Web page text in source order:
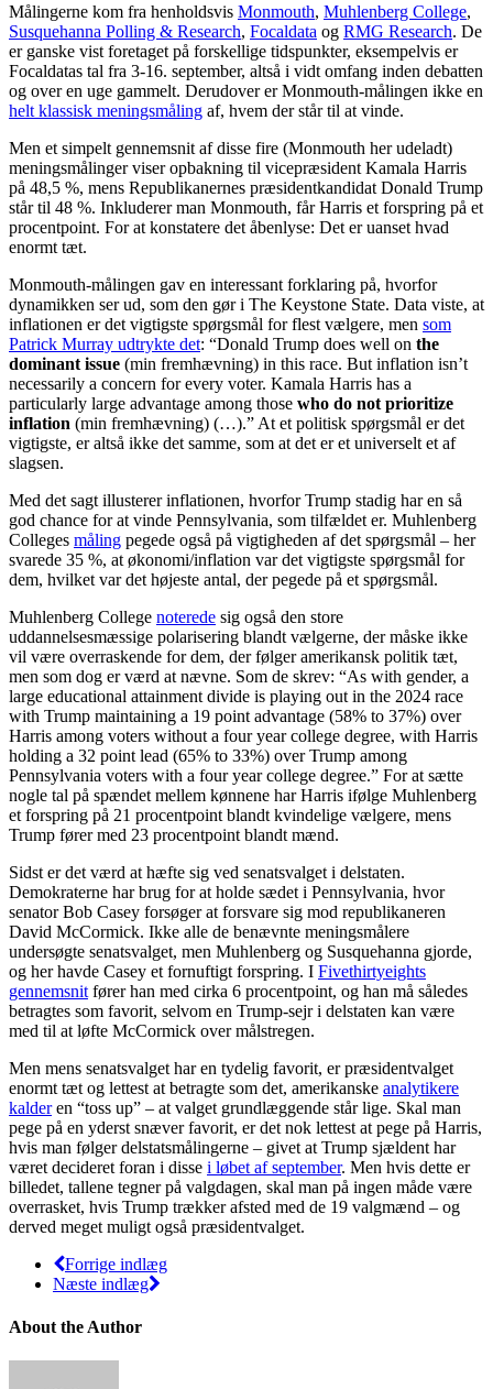
Målingerne kom fra henholdsvis Monmouth, Muhlenberg College,
Susquehanna Polling & Research, Focaldata og RMG Research. De
er ganske vist foretaget på forskellige tidspunkter, eksempelvis er
Focaldatas tal fra 3-16. september, altså i vidt omfang inden debatten
og over en uge gammelt. Derudover er Monmouth-målingen ikke en
helt klassisk meningsmåling af, hvem der står til at vinde.
Men et simpelt gennemsnit af disse fire (Monmouth her udeladt)
meningsmålinger viser opbakning til vicepræsident Kamala Harris
på 48,5 %, mens Republikanernes præsidentkandidat Donald Trump
står til 48 %. Inkluderer man Monmouth, får Harris et forspring på et
procentpoint. For at konstatere det åbenlyse: Det er uanset hvad
enormt tæt.
Monmouth-målingen gav en interessant forklaring på, hvorfor
dynamikken ser ud, som den gør i The Keystone State. Data viste, at
inflationen er det vigtigste spørgsmål for flest vælgere, men som
Patrick Murray udtrykte det: “Donald Trump does well on the
dominant issue (min fremhævning) in this race. But inflation isn’t
necessarily a concern for every voter. Kamala Harris has a
particularly large advantage among those who do not prioritize
inflation (min fremhævning) (…).” At et politisk spørgsmål er det
vigtigste, er altså ikke det samme, som at det er et universelt et af
slagsen.
Med det sagt illusterer inflationen, hvorfor Trump stadig har en så
god chance for at vinde Pennsylvania, som tilfældet er. Muhlenberg
Colleges måling pegede også på vigtigheden af det spørgsmål – her
svarede 35 %, at økonomi/inflation var det vigtigste spørgsmål for
dem, hvilket var det højeste antal, der pegede på et spørgsmål.
Muhlenberg College noterede sig også den store
uddannelsesmæssige polarisering blandt vælgerne, der måske ikke
vil være overraskende for dem, der følger amerikansk politik tæt,
men som dog er værd at nævne. Som de skrev: “As with gender, a
large educational attainment divide is playing out in the 2024 race
with Trump maintaining a 19 point advantage (58% to 37%) over
Harris among voters without a four year college degree, with Harris
holding a 32 point lead (65% to 33%) over Trump among
Pennsylvania voters with a four year college degree.” For at sætte
nogle tal på spændet mellem kønnene har Harris ifølge Muhlenberg
et forspring på 21 procentpoint blandt kvindelige vælgere, mens
Trump fører med 23 procentpoint blandt mænd.
Sidst er det værd at hæfte sig ved senatsvalget i delstaten.
Demokraterne har brug for at holde sædet i Pennsylvania, hvor
senator Bob Casey forsøger at forsvare sig mod republikaneren
David McCormick. Ikke alle de benævnte meningsmålere
undersøgte senatsvalget, men Muhlenberg og Susquehanna gjorde,
og her havde Casey et fornuftigt forspring. I Fivethirtyeights
gennemsnit fører han med cirka 6 procentpoint, og han må således
betragtes som favorit, selvom en Trump-sejr i delstaten kan være
med til at løfte McCormick over målstregen.
Men mens senatsvalget har en tydelig favorit, er præsidentvalget
enormt tæt og lettest at betragte som det, amerikanske analytikere
kalderen “toss up” – at valget grundlæggende står lige. Skal man
pege på en yderst snæver favorit, er det nok lettest at pege på Harris,
hvis man følger delstatsmålingerne – givet at Trump sjældent har
været decideret foran i disse i løbet af september. Men hvis dette er
billedet, tallene tegner på valgdagen, skal man på ingen måde være
overrasket, hvis Trump trækker afsted med de 19 valgmænd – og
derved meget muligt også præsidentvalget.
Forrige indlæg
Næste indlæg
About the Author